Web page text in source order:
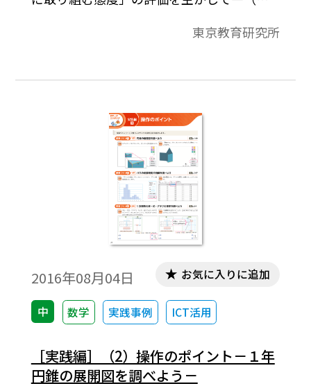
り。 本単元では，ヒストグラムや相対度数
タの分布の様子を捉え説明することを通し
に考察し判断する力を養うことをねらいと
東京教育研究所
2016年08月04日
中 数学 実践事例 ICT活用
お気に入りに追加
［実践編］（2）操作のポイント－１年
円錐の展開図を調べよう－